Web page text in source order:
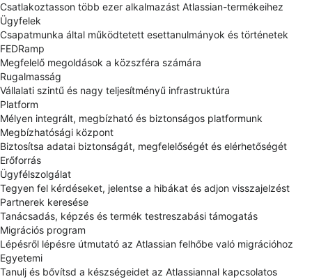
Csatlakoztasson több ezer alkalmazást Atlassian-termékeihez
Ügyfelek
Csapatmunka által működtetett esettanulmányok és történetek
FEDRamp
Megfelelő megoldások a közszféra számára
Rugalmasság
Vállalati szintű és nagy teljesítményű infrastruktúra
Platform
Mélyen integrált, megbízható és biztonságos platformunk
Megbízhatósági központ
Biztosítsa adatai biztonságát, megfelelőségét és elérhetőségét
Erőforrás
Ügyfélszolgálat
Tegyen fel kérdéseket, jelentse a hibákat és adjon visszajelzést
Partnerek keresése
Tanácsadás, képzés és termék testreszabási támogatás
Migrációs program
Lépésről lépésre útmutató az Atlassian felhőbe való migrációhoz
Egyetemi
Tanulj és bővítsd a készségeidet az Atlassiannal kapcsolatos